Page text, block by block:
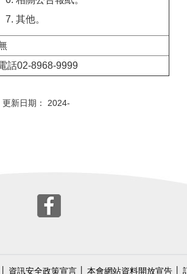
其他。
話02-8968-9999
新日期： 2024-
資訊安全政策宣言 本會網站資料開放宣告